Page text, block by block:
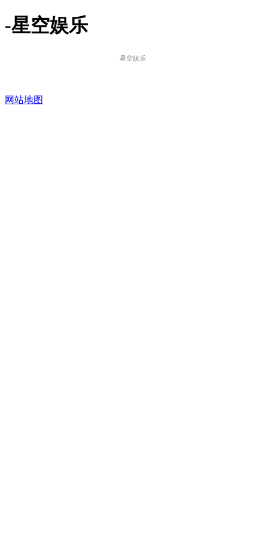
-星空娱乐
星空娱乐
网站地图